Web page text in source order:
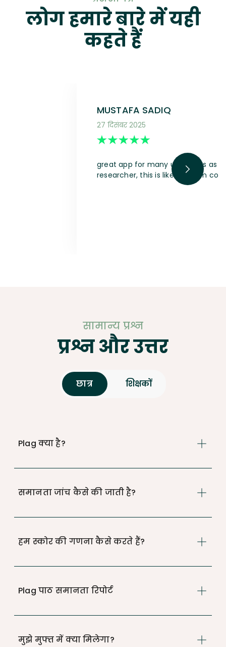
लोग हमारे बारे में यही
कहते हैं
MUSTAFA SADIQ
27 दिसंबर 2025
great app for many use cases as
researcher, this is like a dream
सामान्य प्रश्न
प्रश्न और उत्तर
छात्र शिक्षकों
Plag क्या है?
समानता जांच कैसे की जाती है?
हम स्कोर की गणना कैसे करते हैं?
Plag पाठ समानता रिपोर्ट
मुझे मुफ्त में क्या मिलेगा?